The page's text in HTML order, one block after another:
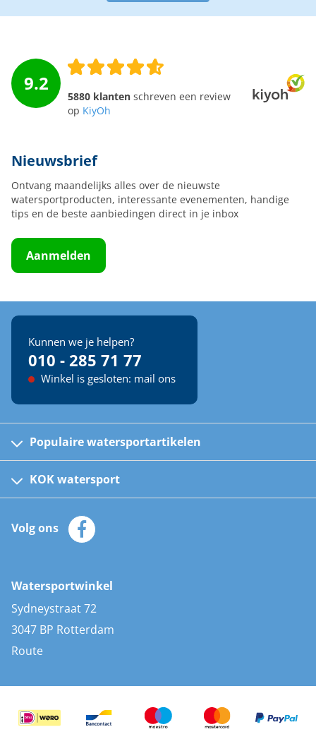
9.2
5880 klanten schreven een review
op KiyOh
Nieuwsbrief
Ontvang maandelijks alles over de nieuwste
watersportproducten, interessante evenementen, handige
tips en de beste aanbiedingen direct in je inbox
Aanmelden
Kunnen we je helpen?
010 - 285 71 77
Winkel is gesloten: mail ons
Populaire watersportartikelen
Kinder reddingsvesten
Automatische reddingsvesten
Zeilkleding
Zonnepanelen
AIS transponders
Stootwillen en fenders
Bootkussens
Zwemtrappen
KOK watersport
Klantenservice
Merken
Volg ons
Watersportwinkel
Sydneystraat 72
3047 BP Rotterdam
Route